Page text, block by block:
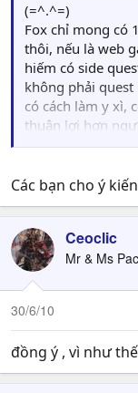
(=^.^=)
Fox chỉ mong có
thôi, nếu là web
hiếm có side
không phải
có cách làm y xì,
thuận lợi hơn
quest này người
điều kiện để
Vấn đề web
Riêng Fox, web
random giải
Để Fox nói qua 1
gặp (hên xui)
Bạn làm quest
lâu lâu ông
Các bạn cho ý
Ceoclic
Mr & Ms
30/6/10
đồng ý , vì như